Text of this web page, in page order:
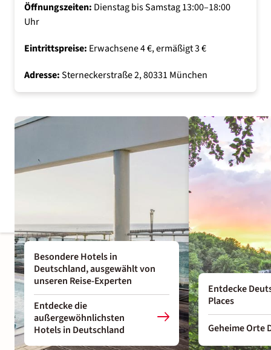
Öffnungszeiten: Dienstag bis Samstag 13:00–18:00
Uhr
Eintrittspreise: Erwachsene 4 €, ermäßigt 3 €
Adresse:Sterneckerstraße 2, 80331 München
Besondere Hotels in
Deutschland, ausgewählt von
unseren Reise-Experten
Entdecke die
außergewöhnlichsten
Hotels in Deutschland
Entdecke
Places
Geheime Orte